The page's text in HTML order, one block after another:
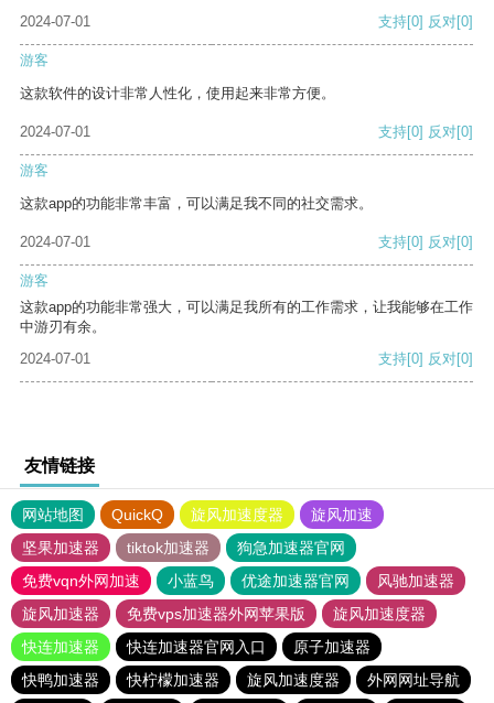
2024-07-01
支持[0] 反对[0]
游客
这款软件的设计非常人性化，使用起来非常方便。
2024-07-01 支持[0] 反对[0]
游客
这款app的功能非常丰富，可以满足我不同的社交需求。
2024-07-01 支持[0] 反对[0]
游客
这款app的功能非常强大，可以满足我所有的工作需求，让我能够在工作
中游刃有余。
2024-07-01
支持[0] 反对[0]
友情链接
网站地图 QuickQ 旋风加速度器
旋风加速
坚果加速器
tiktok加速器
狗急加速器官网
免费vqn外网加速
小蓝鸟 优途加速器官网
风驰加速器
旋风加速器
免费vps加速器外网苹果版
旋风加速度器
快连加速器
快连加速器官网入口
原子加速器
快鸭加速器
快柠檬加速器 旋风加速度器
外网网址导航